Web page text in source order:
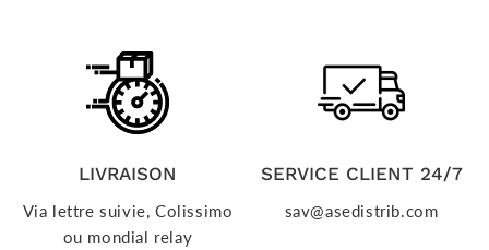
LIVRAISON
Via lettre suivie, Colissimo
ou mondial relay
SERVICE CLIENT 24/7
sav@asedistrib.com